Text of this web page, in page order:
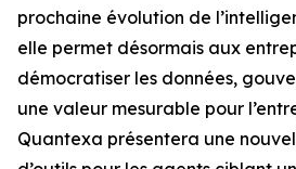
prochaine évolution de
elle permet désormais aux
démocratiser les données,
une valeur mesurable pour
Quantexa présentera une